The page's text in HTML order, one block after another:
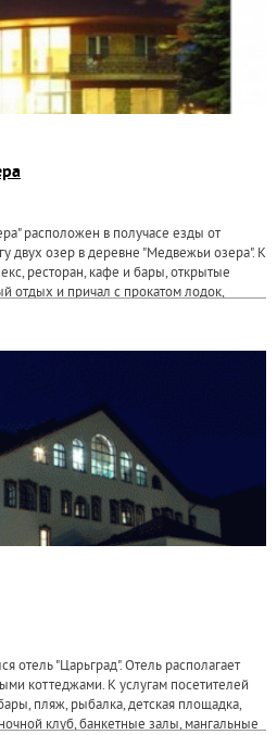
расположен в получасе езды от
двух озер в деревне "Медвежьи озера". К
ресторан, кафе и бары, открытые
и причал с прокатом лодок,
отель "Царьград". Отель располагает
коттеджами. К услугам посетителей
пляж, рыбалка, детская площадка,
клуб, банкетные залы, мангальные